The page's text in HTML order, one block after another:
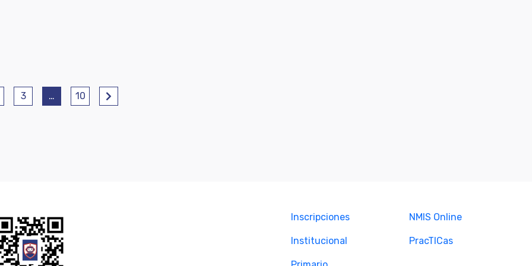
3 … 10
Inscripciones
Institucional
NMIS Online
PracTICas